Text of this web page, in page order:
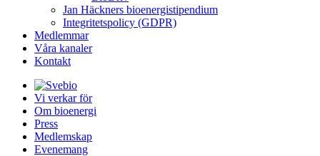
Jan Häckners bioenergistipendium
Integritetspolicy (GDPR)
Medlemmar
Våra kanaler
Kontakt
Vi verkar för
Om bioenergi
Press
Medlemskap
Evenemang